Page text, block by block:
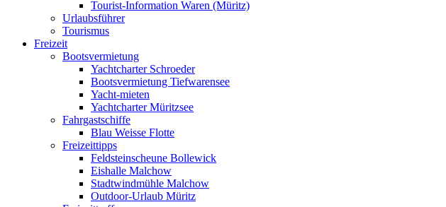
Tourist-Information Waren (Müritz)
Urlaubsführer
Tourismus
Freizeit
Bootsvermietung
Yachtcharter Schroeder
Bootsvermietung Tiefwarensee
Yacht-mieten
Yachtcharter Müritzsee
Fahrgastschiffe
Blau Weisse Flotte
Freizeittipps
Feldsteinscheune Bollewick
Eishalle Malchow
Stadtwindmühle Malchow
Outdoor-Urlaub Müritz